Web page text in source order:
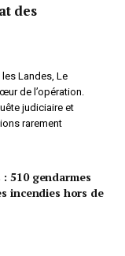
des
Landes, Le
de l’opération.
judiciaire et
rarement
510 gendarmes
incendies hors de